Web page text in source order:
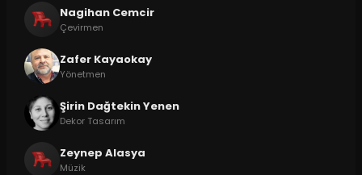
Nagihan Cemcir
Çevirmen
Zafer Kayaokay
Yönetmen
Şirin Dağtekin Yenen
Dekor Tasarım
Zeynep Alasya
Müzik